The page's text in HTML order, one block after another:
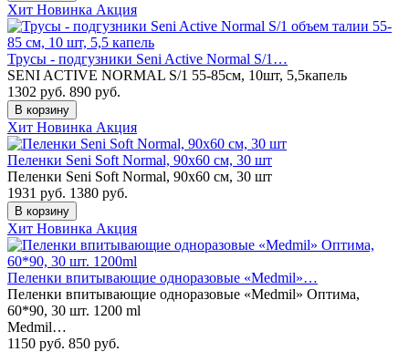
Хит Новинка Акция
Трусы - подгузники Seni Active Normal S/1…
SENI ACTIVE NORMAL S/1 55-85см, 10шт, 5,5капель
1302 руб. 890 руб.
В корзину
Хит Новинка Акция
Пеленки Seni Soft Normal, 90х60 см, 30 шт
Пеленки Seni Soft Normal, 90х60 см, 30 шт
1931 руб. 1380 руб.
В корзину
Хит Новинка Акция
Пеленки впитывающие одноразовые «Medmil»…
Пеленки впитывающие одноразовые «Medmil» Оптима,
60*90, 30 шт. 1200 ml
Medmil…
1150 руб. 850 руб.